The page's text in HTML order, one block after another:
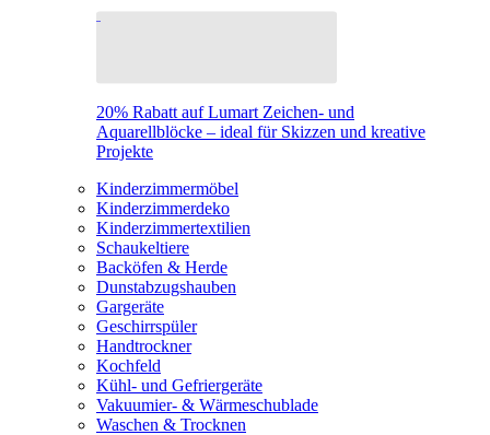
20% Rabatt auf Lumart Zeichen- und
Aquarellblöcke – ideal für Skizzen und kreative
Projekte
Kinderzimmermöbel
Kinderzimmerdeko
Kinderzimmertextilien
Schaukeltiere
Backöfen & Herde
Dunstabzugshauben
Gargeräte
Geschirrspüler
Handtrockner
Kochfeld
Kühl- und Gefriergeräte
Vakuumier- & Wärmeschublade
Waschen & Trocknen